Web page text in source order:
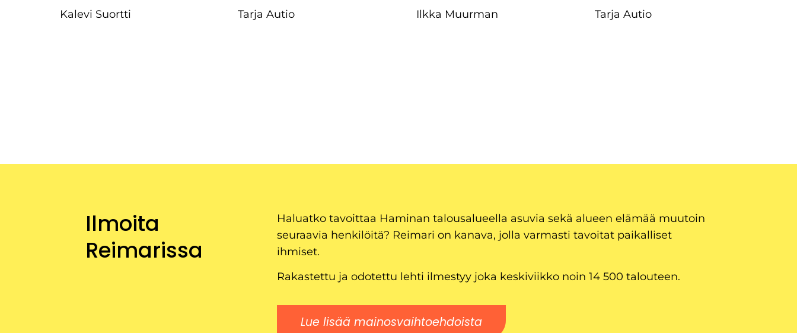
Kalevi Suortti Tarja Autio Ilkka Muurman Tarja Autio
Ilmoita
Reimarissa
Haluatko tavoittaa Haminan talousalueella asuvia sekä alueen elämää muutoin
seuraavia henkilöitä? Reimari on kanava, jolla varmasti tavoitat paikalliset
ihmiset.
Rakastettu ja odotettu lehti ilmestyy joka keskiviikko noin 14 500 talouteen.
Lue lisää mainosvaihtoehdoista